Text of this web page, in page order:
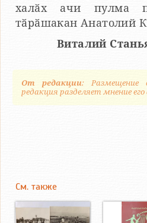
халӑх ачи пулма
тӑрӑшакан Анатолий
Виталий
От редакции: Размещение
редакция разделяет мнение
См. также